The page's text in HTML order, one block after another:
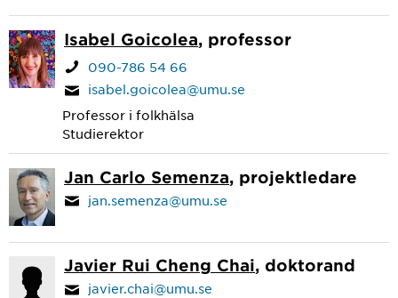
Isabel Goicolea, professor
090-786 54 66
isabel.goicolea@umu.se
Professor i folkhälsa
Studierektor
Jan Carlo Semenza, projektledare
jan.semenza@umu.se
Javier Rui Cheng Chai, doktorand
javier.chai@umu.se